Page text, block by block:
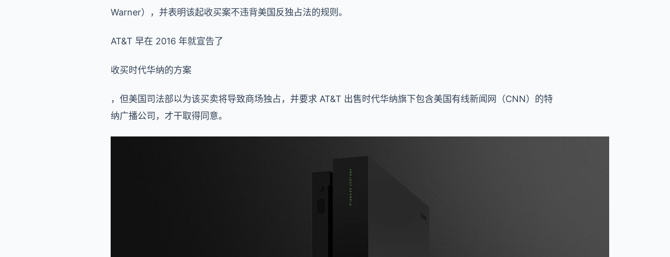
Warner），并表明该起收买案不违背美国反独占法的规则。
AT&T 早在 2016 年就宣告了
收买时代华纳的方案
，但美国司法部以为该买卖将导致商场独占，并要求 AT&T 出售时代华纳旗下包含美国有线新闻网（CNN）的特
纳广播公司，才干取得同意。